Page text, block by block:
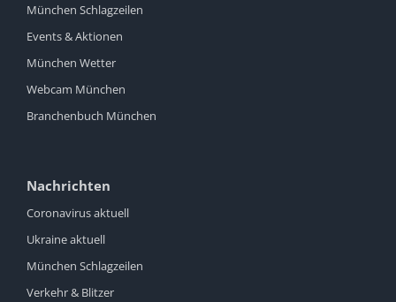
München Schlagzeilen
Events & Aktionen
München Wetter
Webcam München
Branchenbuch München
Nachrichten
Coronavirus aktuell
Ukraine aktuell
München Schlagzeilen
Verkehr & Blitzer